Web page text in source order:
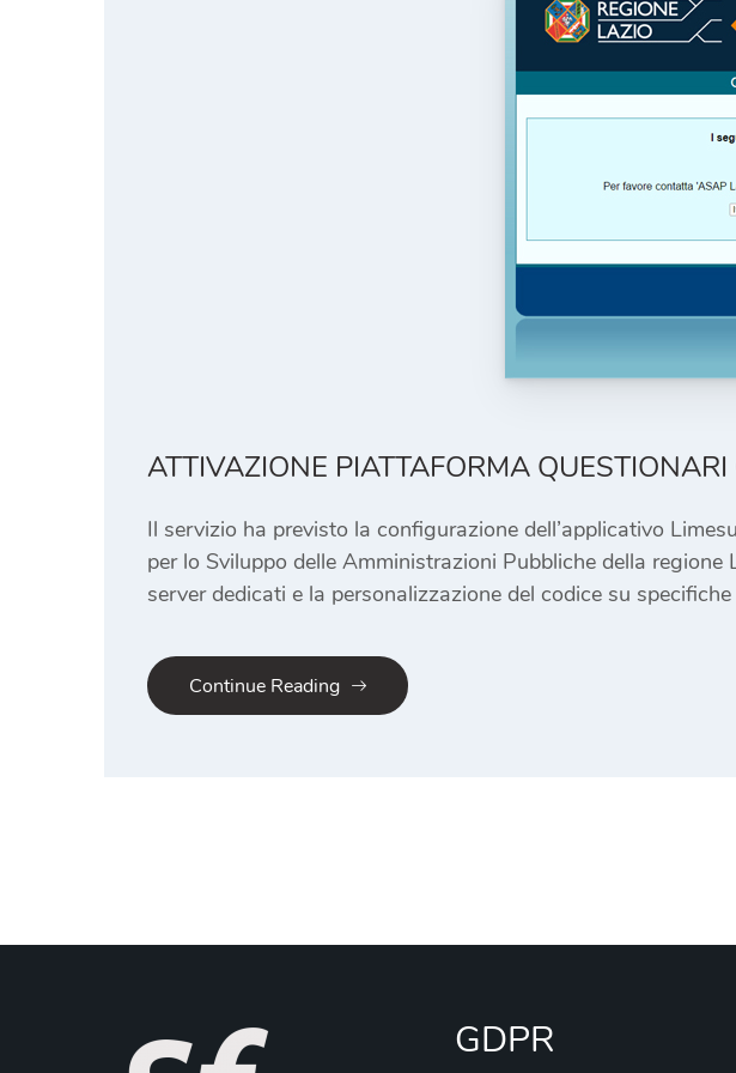
ATTIVAZIONE PIATTAFORMA
Il servizio ha previsto la configurazione dell’applicativo
per lo Sviluppo delle Amministrazioni Pubbliche della
server dedicati e la personalizzazione del codice su
Continue Reading
GDPR